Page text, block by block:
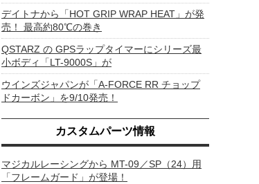
デイトナから「HOT GRIP WRAP HEAT」が発
売！ 最高約80℃の巻き
QSTARZ の GPSラップタイマーにシリーズ最
小ボディ「LT-9000S」が
ウインズジャパンが「A-FORCE RR チョップ
ドカーボン」を9/10発売！
カスタムパーツ情報
マジカルレーシングから MT-09／SP（24）用
「フレームガード」が登場！